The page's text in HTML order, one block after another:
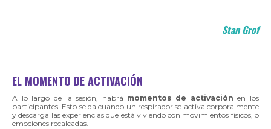
Stan Grof
EL MOMENTO DE ACTIVACIÓN
A lo largo de la sesión, habrá momentos de activaciónen los
participantes. Esto se da cuando un respirador se activa corporalmente
y descarga las experiencias que está viviendo con movimientos físicos, o
emociones recalcadas.